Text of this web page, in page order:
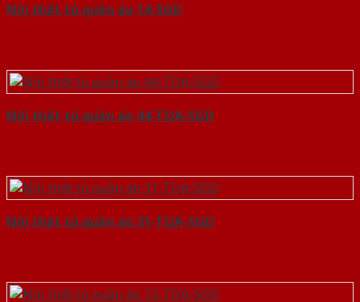
Nội thất tủ quần áo 14-SGD
Nội thất tủ quần áo 44-TQA-SGD
Nội thất tủ quần áo 31-TQA-SGD